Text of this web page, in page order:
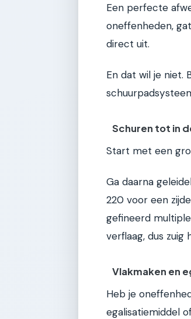
Een perfecte
oneffenheden,
direct uit.
En dat wil je niet.
Schuren tot in
Start met een
Ga daarna
220 voor een
gefineerd
verflaag, dus
Vlakmaken en
Heb je
egalisatiemiddel